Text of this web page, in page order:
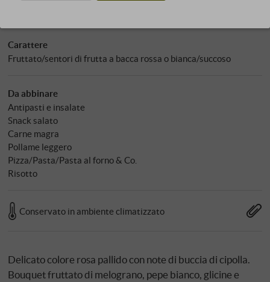
Carattere
Fruttato/sentori di frutta a bacca rossa o bianca/succoso
Da abbinare
Antipasti e insalate
Snack salato
Carne magra
Pollame leggero
Pizza/Pasta/Pasta al forno & Co.
Risotto
Conservato in ambiente climatizzato
Delicato colore rosa pallido con note di buccia di cipolla.
Bouquet fruttato di melograno, pepe bianco, glicine e